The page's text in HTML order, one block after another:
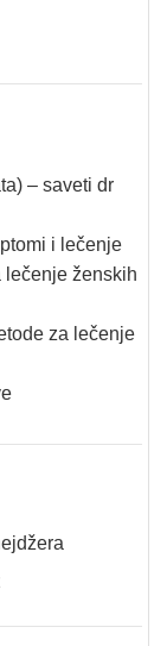
– saveti dr
i lečenje
lečenje ženskih
za lečenje